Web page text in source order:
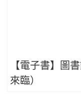
【電子書】圖
來臨）